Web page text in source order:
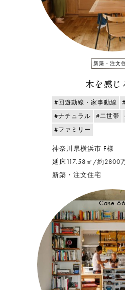
新築・注文
木を感じ
#回遊動線・家事動線
#ナチュラル
#二世帯
#ファミリー
神奈川県横浜市 F様
延床117.58㎡/約2800
新築・注文住宅